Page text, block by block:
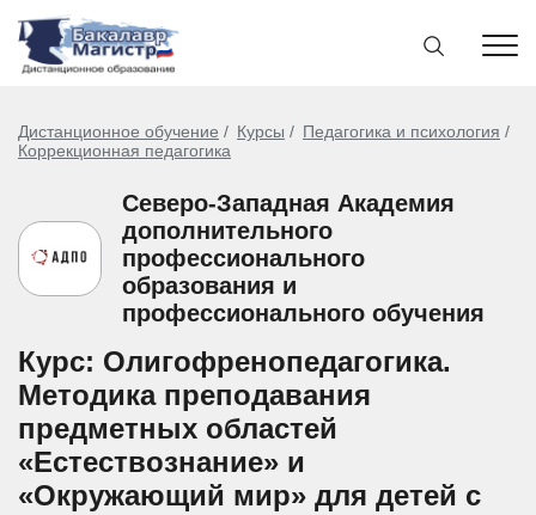
Дистанционное обучение Курсы
Педагогика и психология
Коррекционная педагогика
Северо-Западная Академия
дополнительного
профессионального
образования и
профессионального обучения
Курс: Олигофренопедагогика.
Методика преподавания
предметных областей
«Естествознание» и
«Окружающий мир» для детей с